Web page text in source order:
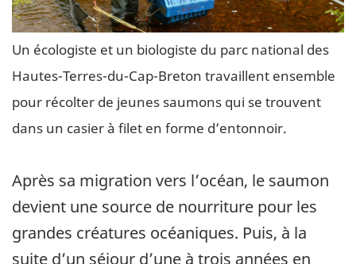
Un écologiste et un biologiste du parc national des
Hautes-Terres-du-Cap-Breton travaillent ensemble
pour récolter de jeunes saumons qui se trouvent
dans un casier à filet en forme d’entonnoir.
Après sa migration vers l’océan, le saumon
devient une source de nourriture pour les
grandes créatures océaniques. Puis, à la
suite d’un séjour d’une à trois années en